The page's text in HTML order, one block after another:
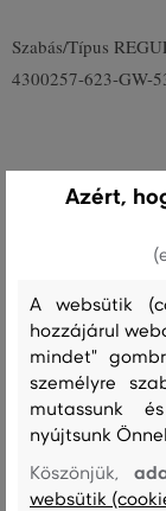
Szabás/Típus
4300257-623-GW-
MOSÁS
Azért,
A websütik
hozzájárul
mindet"
személyre
mutassunk
nyújtsunk
Köszönjük,
websütik